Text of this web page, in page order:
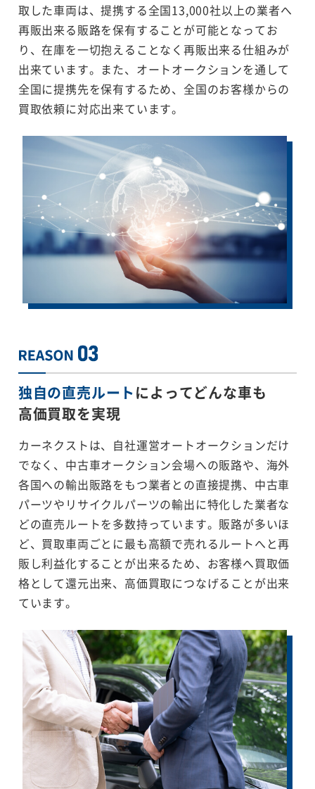
取した車両は、提携する全国13,000社以上の業者へ
再販出来る販路を保有することが可能となってお
り、在庫を一切抱えることなく再販出来る仕組みが
出来ています。また、オートオークションを通して
全国に提携先を保有するため、全国のお客様からの
買取依頼に対応出来ています。
独自の直売ルートによってどんな車も
高価買取を実現
カーネクストは、自社運営オートオークションだけ
でなく、中古車オークション会場への販路や、海外
各国への輸出販路をもつ業者との直接提携、中古車
パーツやリサイクルパーツの輸出に特化した業者な
どの直売ルートを多数持っています。販路が多いほ
ど、買取車両ごとに最も高額で売れるルートへと再
販し利益化することが出来るため、お客様へ買取価
格として還元出来、高価買取につなげることが出来
ています。